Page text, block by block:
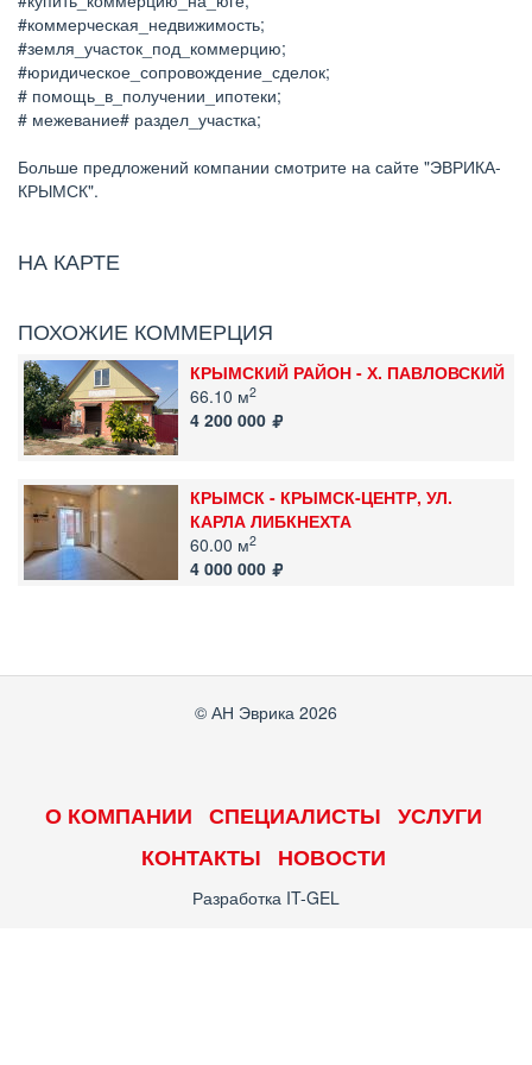
#коммерческая_недвижимость;
#земля_участок_под_коммерцию;
#юридическое_сопровождение_сделок;
# помощь_в_получении_ипотеки;
# межевание# раздел_участка;
Больше предложений компании смотрите на сайте "ЭВРИКА-
КРЫМСК".
НА КАРТЕ
ПОХОЖИЕ КОММЕРЦИЯ
КРЫМСКИЙ РАЙОН - Х. ПАВЛОВСКИЙ
66.10 м2
4 200 000
КРЫМСК - КРЫМСК-ЦЕНТР, УЛ.
КАРЛА ЛИБКНЕХТА
60.00 м2
4 000 000
© АН Эврика 2026
О КОМПАНИИ СПЕЦИАЛИСТЫ УСЛУГИ
КОНТАКТЫ
НОВОСТИ
Разработка IT-GEL